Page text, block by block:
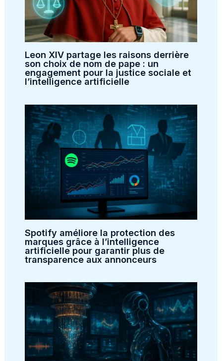
Leon XIV partage les raisons derrière
son choix de nom de pape : un
engagement pour la justice sociale et
l’intelligence artificielle
Spotify améliore la protection des
marques grâce à l’intelligence
artificielle pour garantir plus de
transparence aux annonceurs